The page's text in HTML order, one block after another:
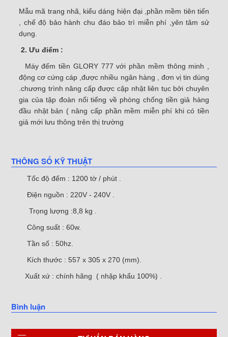
Mẫu mã trang nhã, kiểu dáng hiện đại ,phần mềm tiên tiến
, chế độ bảo hành chu đáo bảo trì miễn phí ,yên tâm sử
dụng.
2. Ưu điểm :
Máy đếm tiền GLORY 777 với phần mềm thông minh ,
động cơ cứng cáp ,được nhiều ngân hàng , đơn vị tin dùng
.chương trình nâng cấp được cập nhật liên tục bởi chuyên
gia của tập đoàn nổi tiếng về phòng chống tiền giả hàng
đầu nhật bản ( nâng cấp phần mềm miễn phí khi có tiền
giả mới lưu thông trên thị trường
THÔNG SỐ KỸ THUẬT
Tốc độ đếm : 1200 tờ / phút .
Điện nguồn : 220V - 240V .
Trọng lượng :8,8 kg .
Công suất : 60w.
Tần số : 50hz.
Kích thước : 557 x 305 x 270 (mm).
Xuất xứ : chính hãng ( nhập khẩu 100%) .
Bình luận